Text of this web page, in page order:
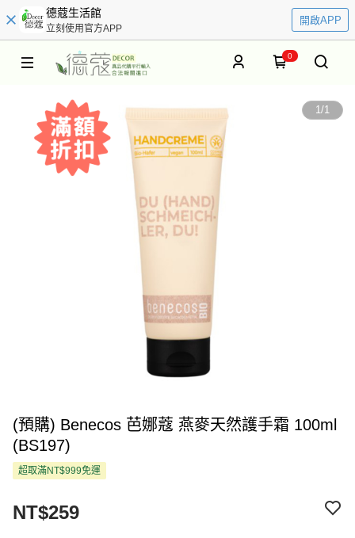
德蔻生活館
立刻使用官方APP
開啟APP
0
1/1
(預購) Benecos 芭娜蔻 燕麥天然護手霜 100ml
(BS197)
超取滿NT$999免運
NT$259